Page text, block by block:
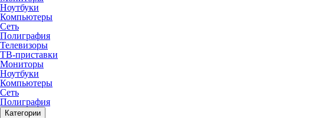
Ноутбуки
Компьютеры
Сеть
Полиграфия
Телевизоры
ТВ-приставки
Мониторы
Ноутбуки
Компьютеры
Сеть
Полиграфия
Категории